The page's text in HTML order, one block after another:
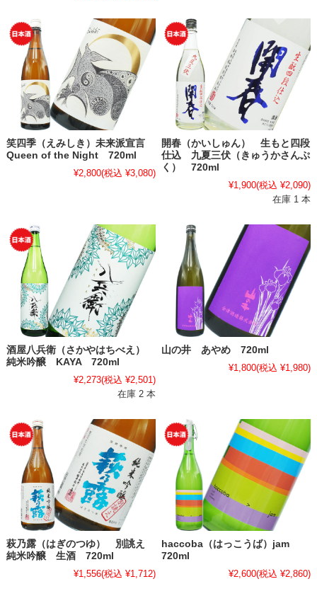
笑四季（えみしき）未来派宣言
Queen of the Night 720ml
¥2,800(税込 ¥3,080)
開春（かいしゅん） 生もと四段
仕込 九夏三伏（きゅうかさんぷ
く） 720ml
¥1,900(税込 ¥2,090)
在庫 1 本
酒屋八兵衛（さかやはちべえ）
純米吟醸 KAYA 720ml
¥2,273(税込 ¥2,501)
在庫 2 本
山の井 あやめ 720ml
¥1,800(税込 ¥1,980)
萩乃露（はぎのつゆ） 別誂え
純米吟醸 生酒 720ml
¥1,556(税込 ¥1,712)
haccoba（はっこうば）jam
720ml
¥2,600(税込 ¥2,860)